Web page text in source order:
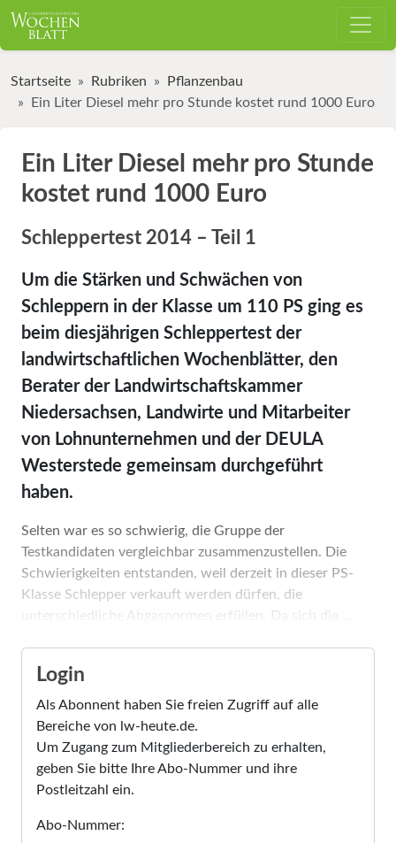
Startseite Rubriken
Pflanzenbau
Ein Liter Diesel mehr pro Stunde kostet rund 1000 Euro
Ein Liter Diesel mehr pro Stunde
kostet rund 1000 Euro
Schleppertest 2014 – Teil 1
Um die Stärken und Schwächen von
Schleppern in der Klasse um 110 PS ging es
beim diesjährigen Schleppertest der
landwirtschaftlichen Wochenblätter, den
Berater der Landwirtschaftskammer
Niedersachsen, Landwirte und Mitarbeiter
von Lohnunternehmen und der DEULA
Westerstede gemeinsam durchgeführt
haben.
Selten war es so schwierig, die Gruppe der
Testkandidaten vergleichbar zusammenzustellen. Die
Schwierigkeiten entstanden, weil derzeit in dieser PS-
Klasse Schlepper verkauft werden dürfen, die
unterschiedliche Abgasnormen erfüllen. Da sich die ...
Login
Als Abonnent haben Sie freien Zugriff auf alle
Bereiche von lw-heute.de.
Um Zugang zum Mitgliederbereich zu erhalten,
geben Sie bitte Ihre Abo-Nummer und ihre
Postleitzahl ein.
Abo-Nummer: